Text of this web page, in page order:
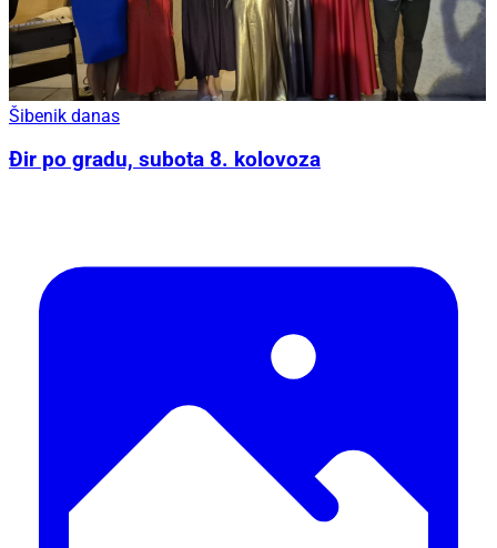
Šibenik danas
Đir po gradu, subota 8. kolovoza